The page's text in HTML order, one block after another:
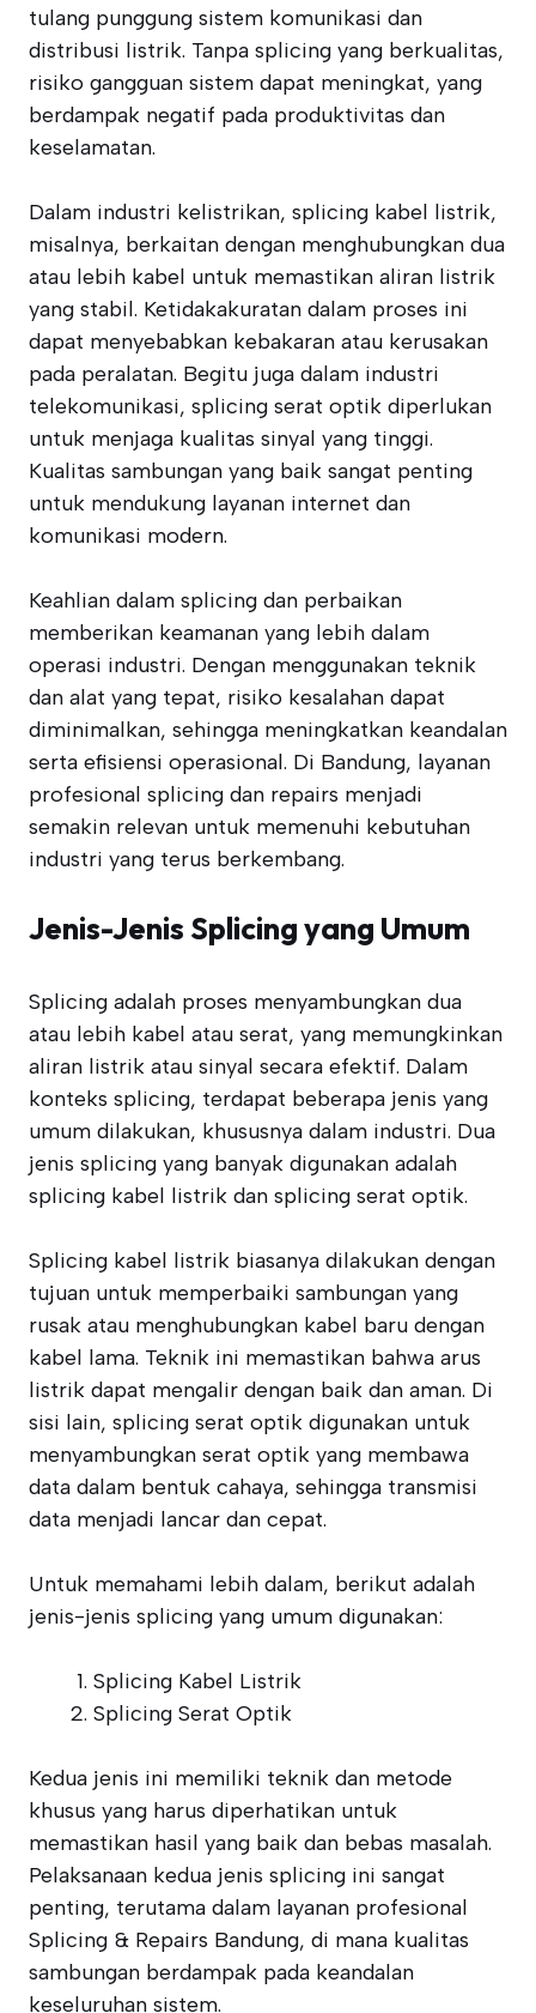
tulang punggung sistem komunikasi dan
distribusi listrik. Tanpa splicing yang berkualitas,
risiko gangguan sistem dapat meningkat, yang
berdampak negatif pada produktivitas dan
keselamatan.
Dalam industri kelistrikan, splicing kabel listrik,
misalnya, berkaitan dengan menghubungkan dua
atau lebih kabel untuk memastikan aliran listrik
yang stabil. Ketidakakuratan dalam proses ini
dapat menyebabkan kebakaran atau kerusakan
pada peralatan. Begitu juga dalam industri
telekomunikasi, splicing serat optik diperlukan
untuk menjaga kualitas sinyal yang tinggi.
Kualitas sambungan yang baik sangat penting
untuk mendukung layanan internet dan
komunikasi modern.
Keahlian dalam splicing dan perbaikan
memberikan keamanan yang lebih dalam
operasi industri. Dengan menggunakan teknik
dan alat yang tepat, risiko kesalahan dapat
diminimalkan, sehingga meningkatkan keandalan
serta efisiensi operasional. Di Bandung, layanan
profesional splicing dan repairs menjadi
semakin relevan untuk memenuhi kebutuhan
industri yang terus berkembang.
Jenis-Jenis Splicing yang Umum
Splicing adalah proses menyambungkan dua
atau lebih kabel atau serat, yang memungkinkan
aliran listrik atau sinyal secara efektif. Dalam
konteks splicing, terdapat beberapa jenis yang
umum dilakukan, khususnya dalam industri. Dua
jenis splicing yang banyak digunakan adalah
splicing kabel listrik dan splicing serat optik.
Splicing kabel listrik biasanya dilakukan dengan
tujuan untuk memperbaiki sambungan yang
rusak atau menghubungkan kabel baru dengan
kabel lama. Teknik ini memastikan bahwa arus
listrik dapat mengalir dengan baik dan aman. Di
sisi lain, splicing serat optik digunakan untuk
menyambungkan serat optik yang membawa
data dalam bentuk cahaya, sehingga transmisi
data menjadi lancar dan cepat.
Untuk memahami lebih dalam, berikut adalah
jenis-jenis splicing yang umum digunakan:
Splicing Kabel Listrik
Splicing Serat Optik
Kedua jenis ini memiliki teknik dan metode
khusus yang harus diperhatikan untuk
memastikan hasil yang baik dan bebas masalah.
Pelaksanaan kedua jenis splicing ini sangat
penting, terutama dalam layanan profesional
Splicing & Repairs Bandung, di mana kualitas
sambungan berdampak pada keandalan
keseluruhan sistem.